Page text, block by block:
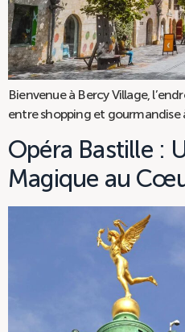
Bienvenue à Bercy Village,
entre shopping et gourmandise
Opéra Bastille :
Magique au